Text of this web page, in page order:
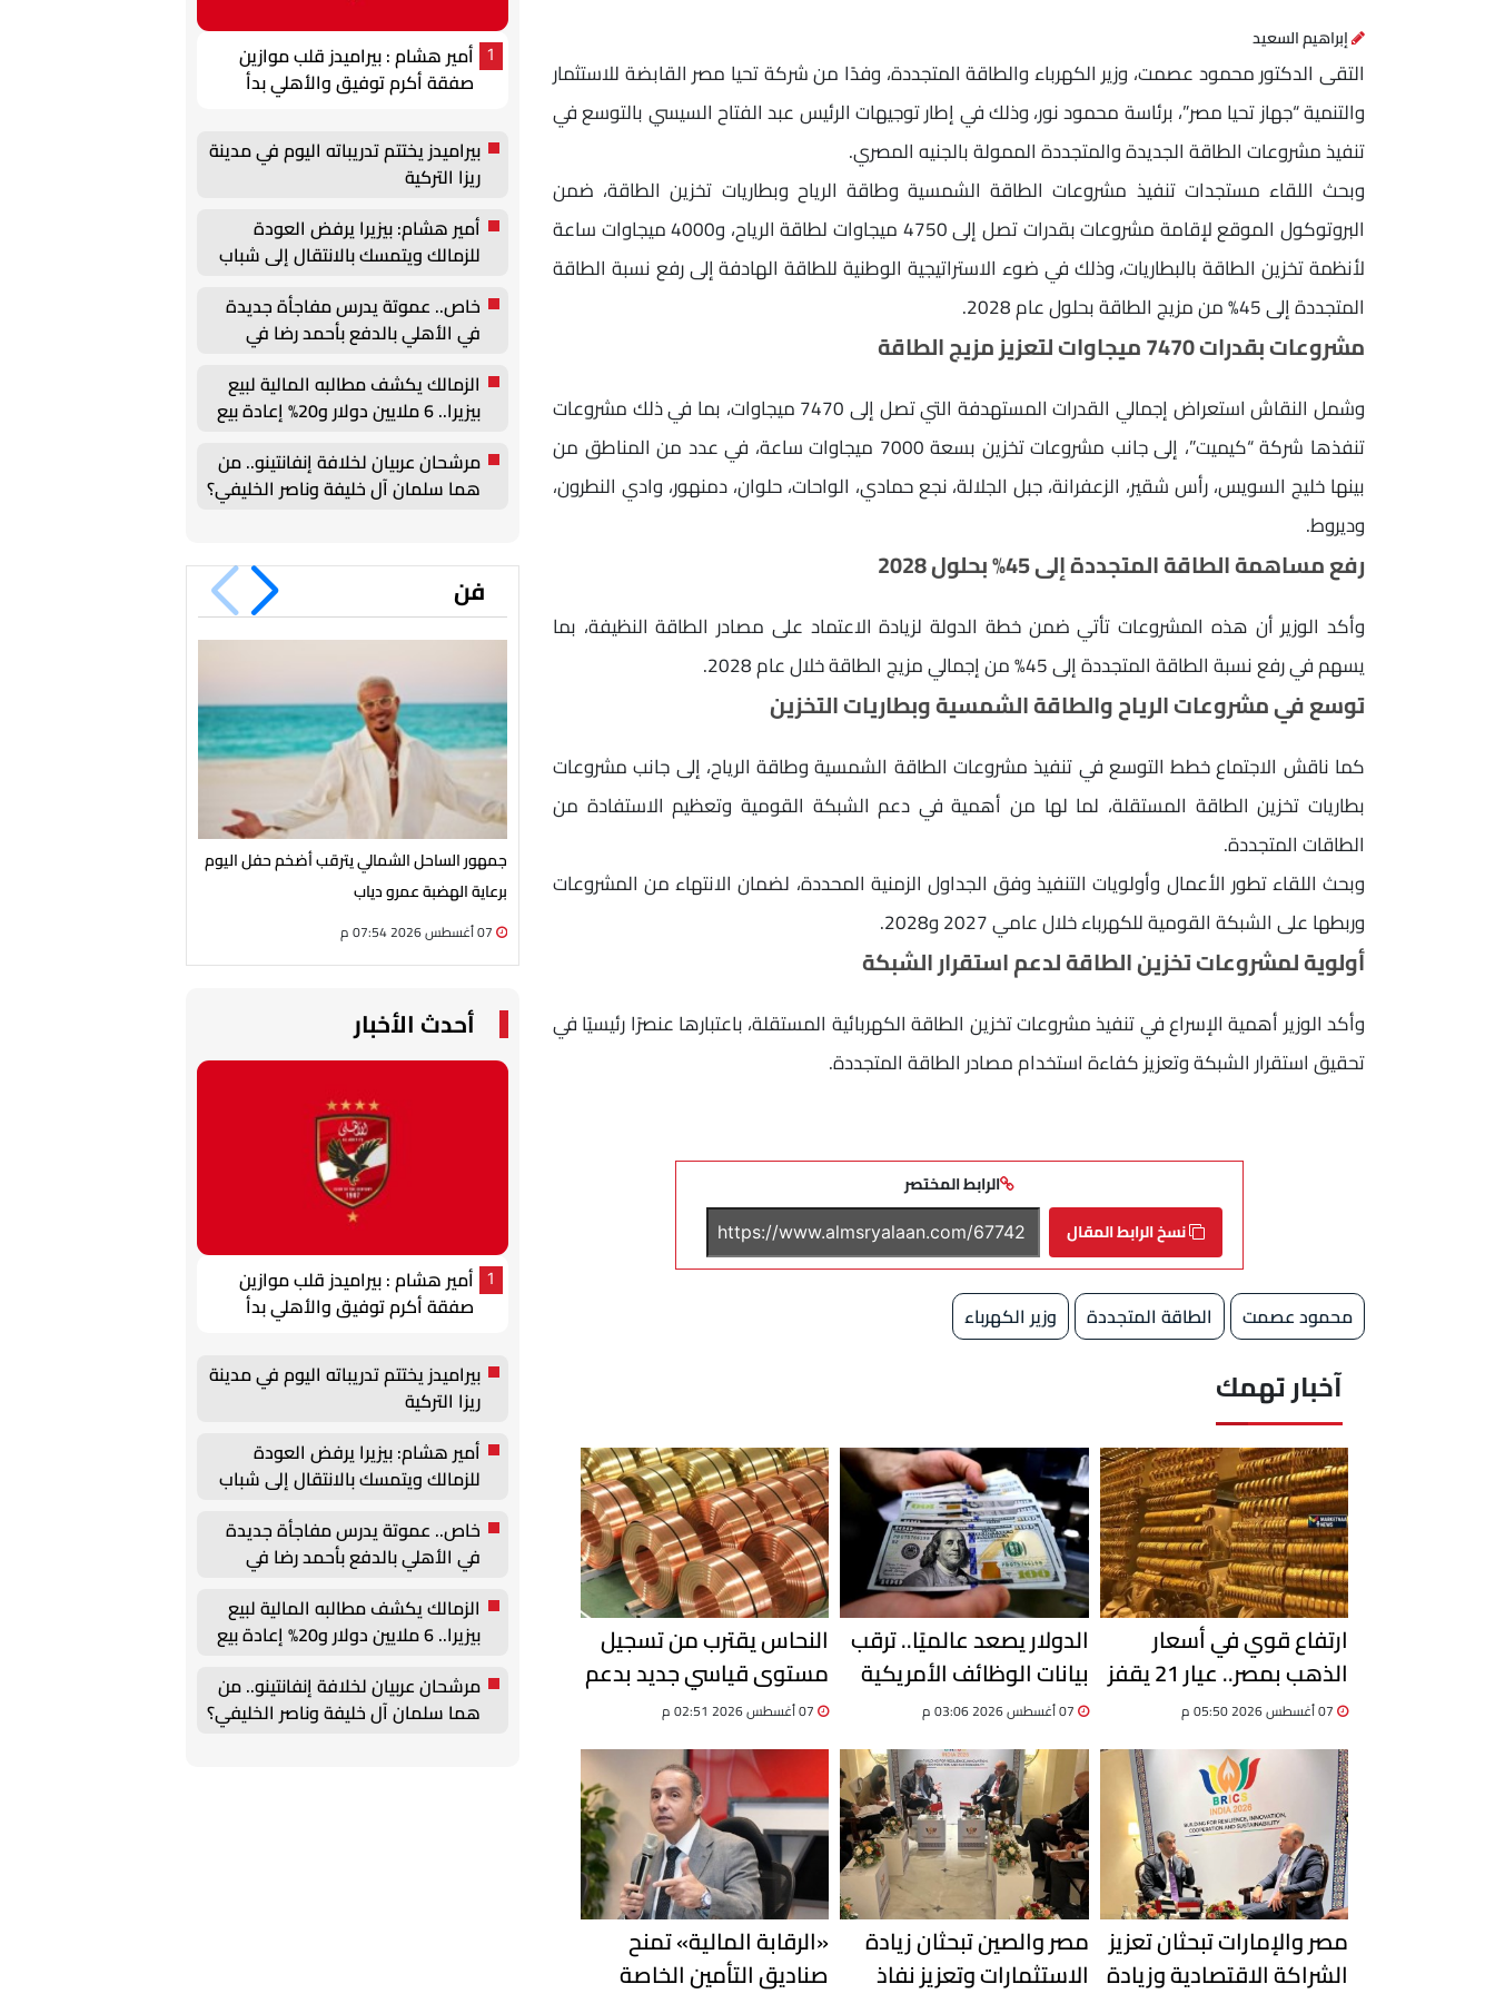
إبراهيم السعيد
التقى الدكتور محمود عصمت، وزير الكهرباء والطاقة المتجددة، وفدًا من شركة تحيا مصر القابضة للاستثمار
والتنمية “جهاز تحيا مصر”، برئاسة محمود نور، وذلك في إطار توجيهات الرئيس عبد الفتاح السيسي بالتوسع في
تنفيذ مشروعات الطاقة الجديدة والمتجددة الممولة بالجنيه المصري.
وبحث اللقاء مستجدات تنفيذ مشروعات الطاقة الشمسية وطاقة الرياح وبطاريات تخزين الطاقة، ضمن
البروتوكول الموقع لإقامة مشروعات بقدرات تصل إلى 4750 ميجاوات لطاقة الرياح، و4000 ميجاوات ساعة
لأنظمة تخزين الطاقة بالبطاريات، وذلك في ضوء الاستراتيجية الوطنية للطاقة الهادفة إلى رفع نسبة الطاقة
المتجددة إلى 45% من مزيج الطاقة بحلول عام 2028.
مشروعات بقدرات 7470 ميجاوات لتعزيز مزيج الطاقة
وشمل النقاش استعراض إجمالي القدرات المستهدفة التي تصل إلى 7470 ميجاوات، بما في ذلك مشروعات
تنفذها شركة “كيميت”، إلى جانب مشروعات تخزين بسعة 7000 ميجاوات ساعة، في عدد من المناطق من
بينها خليج السويس، رأس شقير، الزعفرانة، جبل الجلالة، نجع حمادي، الواحات، حلوان، دمنهور، وادي النطرون،
وديروط.
رفع مساهمة الطاقة المتجددة إلى 45% بحلول 2028
وأكد الوزير أن هذه المشروعات تأتي ضمن خطة الدولة لزيادة الاعتماد على مصادر الطاقة النظيفة، بما
يسهم في رفع نسبة الطاقة المتجددة إلى 45% من إجمالي مزيج الطاقة خلال عام 2028.
توسع في مشروعات الرياح والطاقة الشمسية وبطاريات التخزين
كما ناقش الاجتماع خطط التوسع في تنفيذ مشروعات الطاقة الشمسية وطاقة الرياح، إلى جانب مشروعات
بطاريات تخزين الطاقة المستقلة، لما لها من أهمية في دعم الشبكة القومية وتعظيم الاستفادة من
الطاقات المتجددة.
وبحث اللقاء تطور الأعمال وأولويات التنفيذ وفق الجداول الزمنية المحددة، لضمان الانتهاء من المشروعات
وربطها على الشبكة القومية للكهرباء خلال عامي 2027 و2028.
أولوية لمشروعات تخزين الطاقة لدعم استقرار الشبكة
وأكد الوزير أهمية الإسراع في تنفيذ مشروعات تخزين الطاقة الكهربائية المستقلة، باعتبارها عنصرًا رئيسيًا في
تحقيق استقرار الشبكة وتعزيز كفاءة استخدام مصادر الطاقة المتجددة.
الرابط المختصر
نسخ الرابط المقال
محمود عصمت الطاقة المتجددة وزير الكهرباء
آخبار تهمك
ارتفاع قوي في أسعار
الذهب بمصر.. عيار 21 يقفز
إلى 6100 جنيه
الدولار يصعد عالميًا.. ترقب
بيانات الوظائف الأمريكية
يحسم اتجاه العملة
النحاس يقترب من تسجيل
مستوى قياسي جديد بدعم
من تراجع المعروض عالميًا
07 أغسطس 2026 02:51 م
مصر والإمارات تبحثان تعزيز
الشراكة الاقتصادية وزيادة
مصر والصين تبحثان زيادة
الاستثمارات وتعزيز نفاذ
«الرقابة المالية» تمنح
صناديق التأمين الخاصة
1
أمير هشام : بيراميدز قلب موازين
صفقة أكرم توفيق والأهلي بدأ
بيراميدز يختتم تدريباته اليوم في مدينة
ريزا التركية
أمير هشام: بيزيرا يرفض العودة
للزمالك ويتمسك بالانتقال إلى شباب
خاص.. عموتة يدرس مفاجأة جديدة
في الأهلي بالدفع بأحمد رضا في
الدفاع
الزمالك يكشف مطالبه المالية لبيع
بيزيرا.. 6 ملايين دولار و20% إعادة بيع
مرشحان عربيان لخلافة إنفانتينو.. من
هما سلمان آل خليفة وناصر الخليفي؟
فن
جمهور الساحل الشمالي يترقب أضخم حفل اليوم
برعاية الهضبة عمرو دياب
أحدث الأخبار
1
أمير هشام : بيراميدز قلب موازين
صفقة أكرم توفيق والأهلي بدأ
بيراميدز يختتم تدريباته اليوم في مدينة
ريزا التركية
أمير هشام: بيزيرا يرفض العودة
للزمالك ويتمسك بالانتقال إلى شباب
خاص.. عموتة يدرس مفاجأة جديدة
في الأهلي بالدفع بأحمد رضا في
الدفاع
الزمالك يكشف مطالبه المالية لبيع
بيزيرا.. 6 ملايين دولار و20% إعادة بيع
مرشحان عربيان لخلافة إنفانتينو.. من
هما سلمان آل خليفة وناصر الخليفي؟